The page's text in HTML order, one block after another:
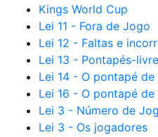
Kings World Cup
Lei 11 - Fora de Jogo
Lei 12 - Faltas e
Lei 13 - Pontapés-
Lei 14 - O pontapé de
Lei 16 - O pontapé de
Lei 3 - Número de
Lei 3 - Os jogadores